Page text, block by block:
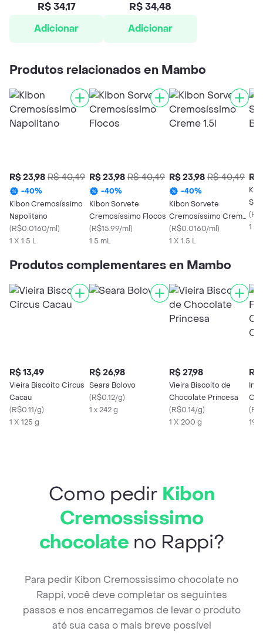
R$ 34,17
Adicionar
R$ 34,48
Adicionar
Produtos relacionados en Mambo
R$ 23,98 R$ 40,49
-40%
Kibon Cremosíssimo
Napolitano
(R$0.0160/ml)
1 X 1.5 L
R$ 23,98 R$ 40,49
-40%
Kibon Sorvete
Cremosíssimo Flocos
(R$15.99/ml)
1.5 mL
R$ 23,98 R$ 40,49
-40%
Kibon Sorvete
Cremosíssimo Creme
1.5l
(R$0.0160/ml)
1 X 1.5 L
R$
(
1 X
Produtos complementares en Mambo
R$ 13,49
Vieira Biscoito Circus
Cacau
(R$0.11/g)
1 X 125 g
R$ 26,98
Seara Bolovo
(R$0.12/g)
1 x 242 g
R$ 27,98
Vieira Biscoito de
Chocolate Princesa
(R$0.14/g)
1 X 200 g
R$
(
Como pedir Kibon
Cremossissimo
chocolate no Rappi?
Para pedir Kibon Cremossissimo chocolate no
Rappi, você deve completar os seguintes
passos e nos encarregamos de levar o produto
até sua casa o mais breve possível